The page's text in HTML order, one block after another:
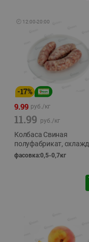
🕘 12:00-20:00
-17%
9.99 руб./кг
11.99 руб./кг
Колбаса Свиная
полуфабрикат, охлажд
фасовка:0,5-0,7кг